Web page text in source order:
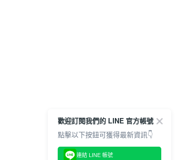
歡迎訂閱我們的 LINE 官方帳號
點擊以下按鈕可獲得最新資訊👇
連結 LINE 帳號